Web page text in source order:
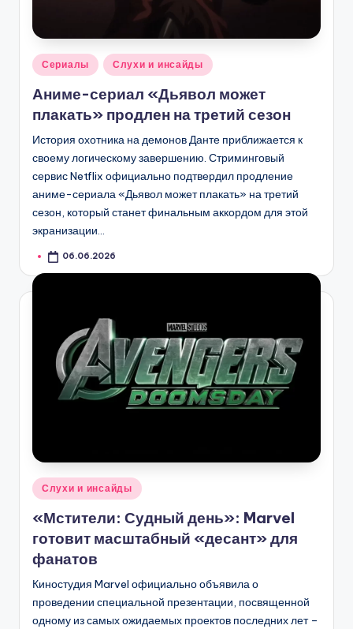
Опубликовано
Сериалы Слухи и инсайды
Аниме-сериал «Дьявол может
плакать» продлен на третий сезон
История охотника на демонов Данте приближается к
своему логическому завершению. Стриминговый
сервис Netflix официально подтвердил продление
аниме-сериала «Дьявол может плакать» на третий
сезон, который станет финальным аккордом для этой
экранизации…
06.06.2026
Опубликовано
Слухи и инсайды
«Мстители: Судный день»: Marvel
готовит масштабный «десант» для
фанатов
Киностудия Marvel официально объявила о
проведении специальной презентации, посвященной
одному из самых ожидаемых проектов последних лет –